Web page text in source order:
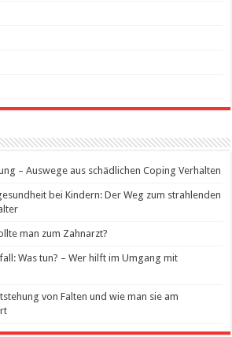
– Auswege aus schädlichen Coping Verhalten
bei Kindern: Der Weg zum strahlenden
man zum Zahnarzt?
Was tun? – Wer hilft im Umgang mit
von Falten und wie man sie am